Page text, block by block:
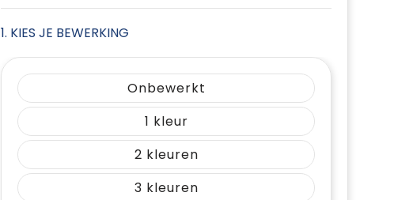
1. KIES JE BEWERKING
Onbewerkt
1
2
3